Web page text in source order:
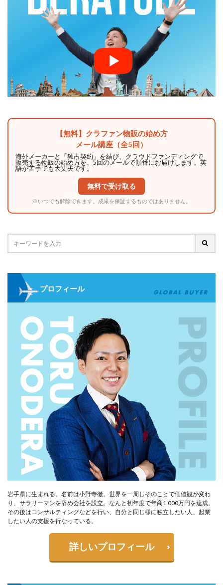
【無料】クラファン物販の始め方
メール講座（全5回）
海外メーカーと「独占契約」を結び、クラウドファンディングで
販売する物販の始め方を、5回のメールで順番にお届けします。英
語が苦手でも大丈夫です。
無料で受け取る
※いつでも解除できます。成果を保証するものではありません。
プロフィール
岩手県に生まれる。名前は小野寺徹。世界を一周しそのことで価値観が変わ
り、サラリーマンを辞め会社を設立。なんと初年度で年商1,000万円を達成。
その後はコンサルティングなどを行い、自分と同じ様に独立したい人、起業
したい人の支援を行なっている。
詳しいプロフィール